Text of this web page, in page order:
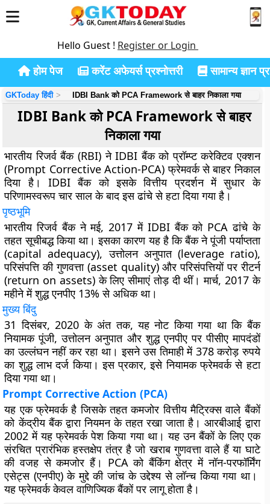
Hello Guest ! Register or Login
होम पेज करेंट अफेयर्स प्रश्नोत्तरी सामान्य ज्ञान
GKToday हिंदी IDBI Bank को PCA Framework से बाहर निकाला गया
IDBI Bank को PCA Framework से बाहर
निकाला गया
भारतीय रिजर्व बैंक (RBI) ने IDBI बैंक को प्रॉम्प्ट करेक्टिव एक्शन
(Prompt Corrective Action-PCA) फ्रेमवर्क से बाहर निकाल
दिया है। IDBI बैंक को इसके वित्तीय प्रदर्शन में सुधार के
परिणामस्वरूप चार साल के बाद इस ढांचे से हटा दिया गया है।
पृष्ठभूमि
भारतीय रिजर्व बैंक ने मई, 2017 में IDBI बैंक को PCA ढांचे के
तहत सूचीबद्ध किया था। इसका कारण यह है कि बैंक ने पूंजी पर्याप्तता
(capital adequacy), उत्तोलन अनुपात (leverage ratio),
परिसंपत्ति की गुणवत्ता (asset quality) और परिसंपत्तियों पर रीटर्न
(return on assets) के लिए सीमाएं तोड़ दी थीं। मार्च, 2017 के
महीने में शुद्ध एनपीए 13% से अधिक था।
मुख्य बिंदु
31 दिसंबर, 2020 के अंत तक, यह नोट किया गया था कि बैंक
नियामक पूंजी, उत्तोलन अनुपात और शुद्ध एनपीए पर पीसीए मापदंडों
का उल्लंघन नहीं कर रहा था। इसने उस तिमाही में 378 करोड़ रुपये
का शुद्ध लाभ दर्ज किया। इस प्रकार, इसे नियामक फ्रेमवर्क से हटा
दिया गया था।
Prompt Corrective Action (PCA)
यह एक फ्रेमवर्क है जिसके तहत कमजोर वित्तीय मैट्रिक्स वाले बैंकों
को केंद्रीय बैंक द्वारा नियमन के तहत रखा जाता है। आरबीआई द्वारा
2002 में यह फ्रेमवर्क पेश किया गया था। यह उन बैंकों के लिए एक
संरचित प्रारंभिक हस्तक्षेप तंत्र है जो खराब गुणवत्ता वाले हैं या घाटे
की वजह से कमजोर हैं। PCA को बैंकिंग क्षेत्र में नॉन-परफॉर्मिंग
एसेट्स (एनपीए) के मुद्दे की जांच के उद्देश्य से लॉन्च किया गया था।
यह फ्रेमवर्क केवल वाणिज्यिक बैंकों पर लागू होता है।